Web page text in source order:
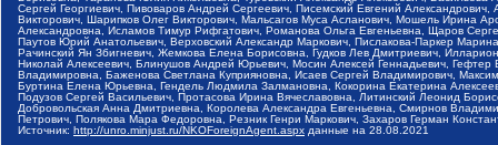
Сергей Георгиевич, Пивоваров Андрей Сергеевич, Писемский Евгений
Викторович, Шарипков Олег Викторович, Мальсагов Муса Асланович, Мошель Ирина
Александровна, Исламов Тимур Рифгатович, Романова Ольга Евгеньевна, Щаров
Паутов Юрий Анатольевич, Верховский Александр Маркович, Пислакова-Паркер
Рачинский Ян Збигневич, Жемкова Елена Борисовна, Гудков Лев Дмитриевич,
Николай Алексеевич, Блинушов Андрей Юрьевич, Мосин Алексей Геннадьевич,
Владимировна, Баженова Светлана Куприяновна, Исаев Сергей Владимирович,
Буртина Елена Юрьевна, Гендель Людмила Залмановна, Кокорина Екатерина
Подузов Сергей Васильевич, Протасова Ирина Вячеславовна, Литинский Леонид
Добровольская Анна Дмитриевна, Королева Александра Евгеньевна, Смирнов
Петрович, Полякова Мара Федоровна, Резник Генри Маркович, Захаров Герман
Источник: http://unro.minjust.ru/NKOForeignAgent.aspx данные на 28.08.2021